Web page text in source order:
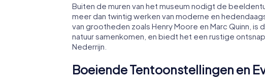
Buiten de muren van het museum nodigt de
meer dan twintig werken van moderne en
van grootheden zoals Henry Moore en Marc Quinn, is
natuur samenkomen, en biedt het een rustige
Nederrijn.
Boeiende Tentoonstellingen en